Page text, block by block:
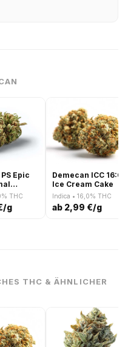
Epic
THC
g
Demecan ICC 16:01
Ice Cream Cake
Indica • 16,0% THC
ab 2,99 €/g
THC & ÄHNLICHER